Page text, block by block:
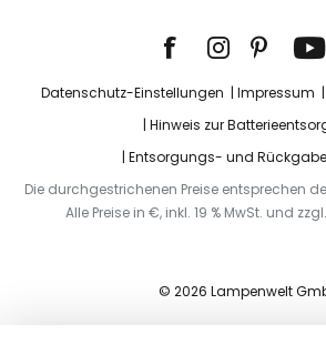
Datenschutz-Einstellungen Impressum
Hinweis zur
Entsorgungs- und
Die durchgestrichenen Preise entsprechen
Alle Preise in €, inkl. 19 % MwSt. und
© 2026 Lampenwelt